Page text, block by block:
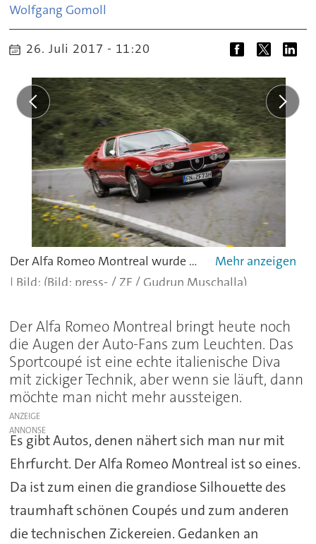
Wolfgang Gomoll
26. Juli 2017 - 11:20
Der Alfa Romeo Montreal wurde von 1970 bis 1977 gebaut.
(Bild: press- / ZF / Gudrun Muschalla)
Der Alfa Romeo Montreal bringt heute noch
die Augen der Auto-Fans zum Leuchten. Das
Sportcoupé ist eine echte italienische Diva
mit zickiger Technik, aber wenn sie läuft, dann
möchte man nicht mehr aussteigen.
ANZEIGE
Es gibt Autos, denen nähert sich man nur mit
Ehrfurcht. Der Alfa Romeo Montreal ist so eines.
Da ist zum einen die grandiose Silhouette des
traumhaft schönen Coupés und zum anderen
die technischen Zickereien. Gedanken an